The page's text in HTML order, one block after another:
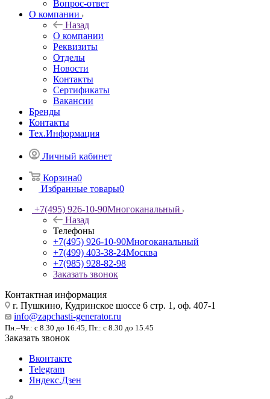
Вопрос-ответ
О компании
Назад
О компании
Реквизиты
Отделы
Новости
Контакты
Сертификаты
Вакансии
Бренды
Контакты
Тех.Информация
Личный кабинет
Корзина0
Избранные товары0
+7(495) 926-10-90Многоканальный
Назад
Телефоны
+7(495) 926-10-90Многоканальный
+7(499) 403-38-24Москва
+7(985) 928-82-98
Заказать звонок
Контактная информация
г. Пушкино, Кудринское шоссе 6 стр. 1, оф. 407-1
info@zapchasti-generator.ru
Пн.–Чт.: с 8.30 до 16.45, Пт.: с 8.30 до 15.45
Заказать звонок
Вконтакте
Telegram
Яндекс.Дзен